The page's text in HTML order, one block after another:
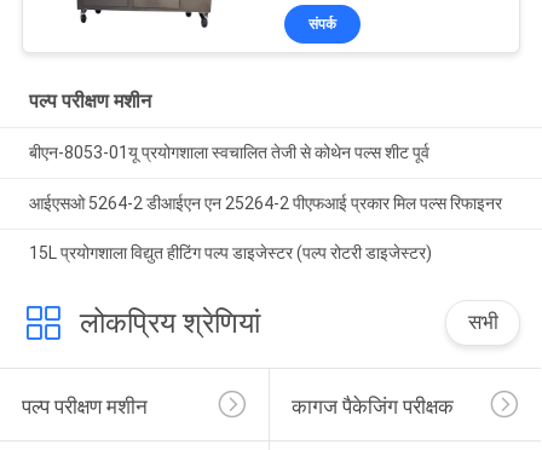
संपर्क
पल्प परीक्षण मशीन
बीएन-8053-01यू प्रयोगशाला स्वचालित तेजी से कोथेन पल्स शीट पूर्व
आईएसओ 5264-2 डीआईएन एन 25264-2 पीएफआई प्रकार मिल पल्स रिफाइनर
15L प्रयोगशाला विद्युत हीटिंग पल्प डाइजेस्टर (पल्प रोटरी डाइजेस्टर)
लोकप्रिय श्रेणियां सभी
पल्प परीक्षण मशीन कागज पैकेजिंग परीक्षक